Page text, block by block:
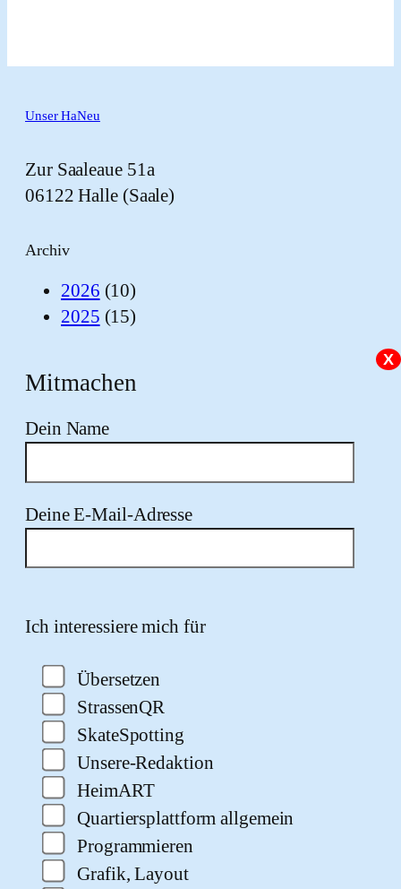
Unser HaNeu
Zur Saaleaue 51a
06122 Halle (Saale)
Archiv
2026 (10)
2025 (15)
X
Mitmachen
Dein Name
Deine E-Mail-Adresse
Ich interessiere mich für
Übersetzen
StrassenQR
SkateSpotting
Unsere-Redaktion
HeimART
Quartiersplattform allgemein
Programmieren
Grafik, Layout